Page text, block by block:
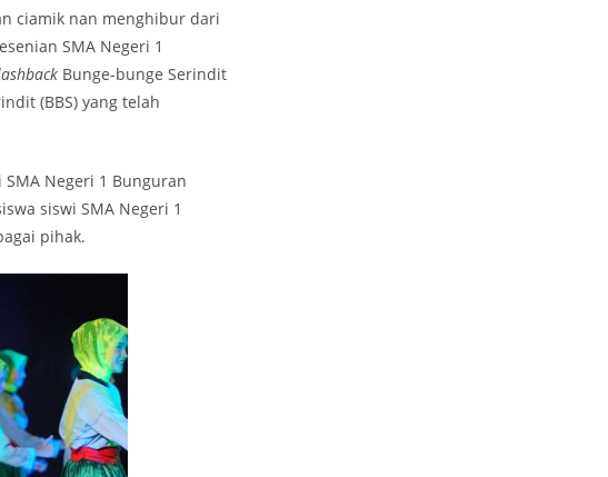
ciamik nan menghibur dari
SMA Negeri 1
Bunge-bunge Serindit
(BBS) yang telah
Negeri 1 Bunguran
siswi SMA Negeri 1
pihak.